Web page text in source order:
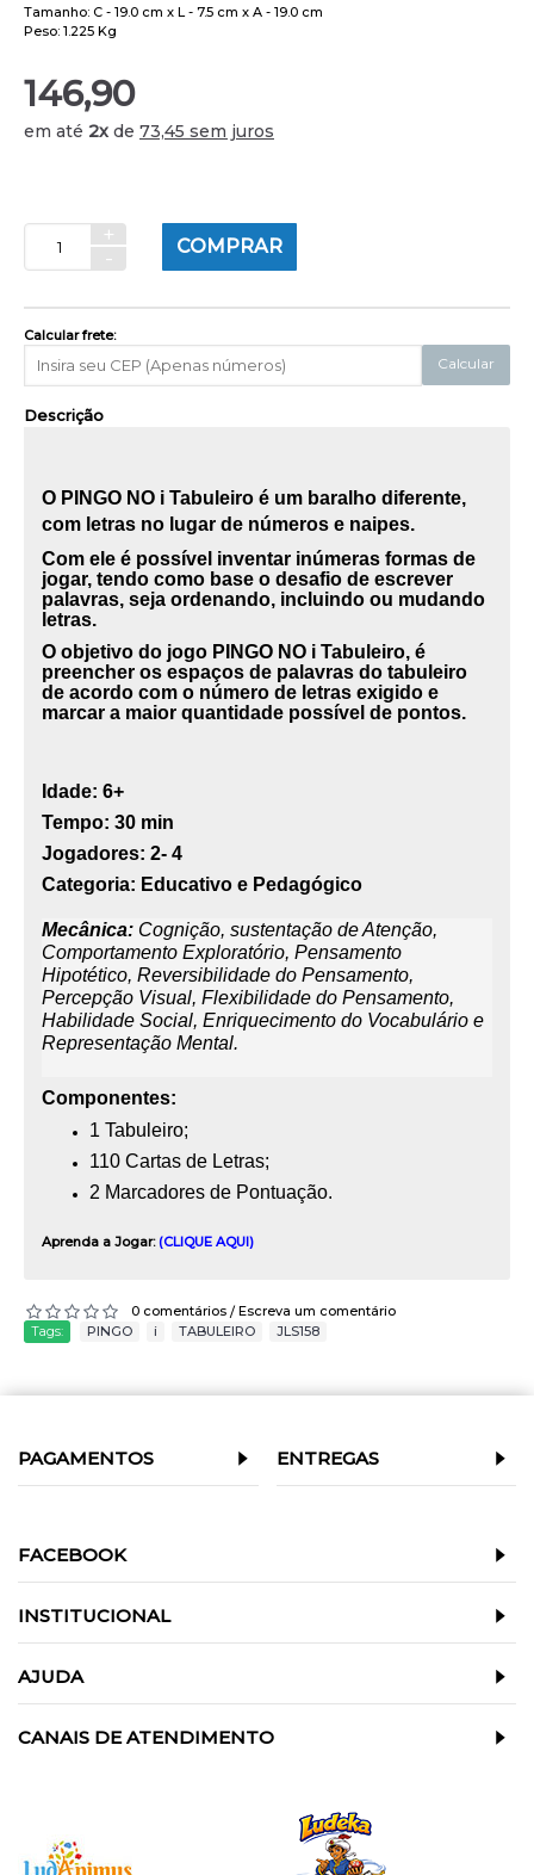
Tamanho: C - 19.0 cm x L - 7.5 cm x A - 19.0 cm
Peso: 1.225 Kg
146,90
em até 2x de 73,45 sem juros
+
-
COMPRAR
Calcular frete:
Calcular
Descrição
O PINGO NO i Tabuleiro é um baralho diferente,
com letras no lugar de números e naipes.
Com ele é possível inventar inúmeras formas de
jogar, tendo como base o desafio de escrever
palavras, seja ordenando, incluindo ou mudando
letras.
O objetivo do jogo PINGO NO i Tabuleiro, é
preencher os espaços de palavras do tabuleiro
de acordo com o número de letras exigido e
marcar a maior quantidade possível de pontos.
Idade: 6+
Tempo: 30 min
Jogadores: 2- 4
Categoria: Educativo e Pedagógico
Mecânica: Cognição, sustentação de Atenção,
Comportamento Exploratório, Pensamento
Hipotético, Reversibilidade do Pensamento,
Percepção Visual, Flexibilidade do Pensamento,
Habilidade Social, Enriquecimento do Vocabulário e
Representação Mental.
Componentes:
1 Tabuleiro;
110 Cartas de Letras;
2 Marcadores de Pontuação.
Aprenda a Jogar:(CLIQUE AQUI)
0 comentários /Escreva um comentário
Tags:
PINGO i TABULEIRO JLS158
PAGAMENTOS ENTREGAS
FACEBOOK
INSTITUCIONAL
AJUDA
CANAIS DE ATENDIMENTO